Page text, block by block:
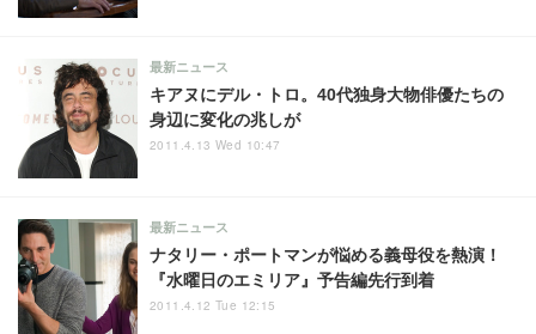
キアヌにデル・トロ。40代独身大物俳優たちの
身辺に変化の兆しが
最新ニュース
2011.4.13 Wed 10:47
ナタリー・ポートマンが悩める義母役を熱演！
『水曜日のエミリア』予告編先行到着
最新ニュース
2011.4.12 Tue 12:15